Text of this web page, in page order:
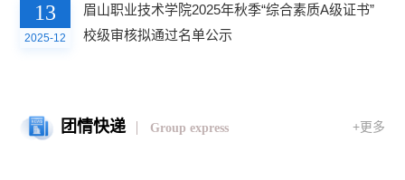
13
2025-12
眉山职业技术学院2025年秋季“综合素质A级证书”
校级审核拟通过名单公示
团情快递 Group express +更多